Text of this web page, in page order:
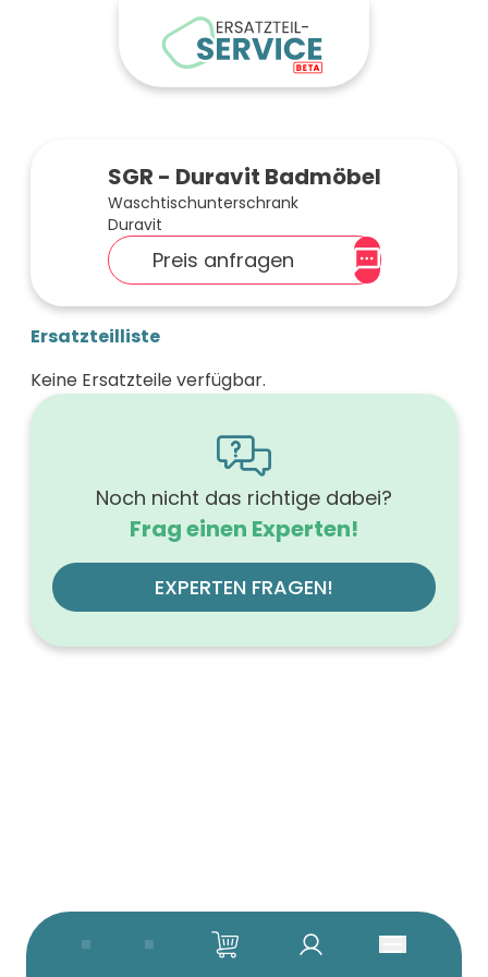
SGR - Duravit Badmöbel
Waschtischunterschrank
Duravit
Preis anfragen
Ersatzteilliste
Keine Ersatzteile verfügbar.
Noch nicht das richtige dabei?
Frag einen Experten!
EXPERTEN FRAGEN!